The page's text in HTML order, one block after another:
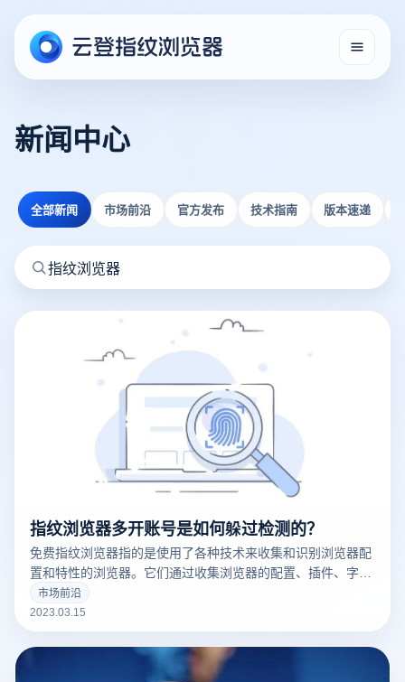
新闻中心
全部新闻 市场前沿 官方发布 技术指南 版本速递
指纹浏览器多开账号是如何躲过检测的？
免费指纹浏览器指的是使用了各种技术来收集和识别浏览器配
置和特性的浏览器。它们通过收集浏览器的配置、插件、字
体、操作系统版本等信息来创建一个唯一的浏览器指纹，这可
以用于追踪用户的在线行为。
市场前沿
2023.03.15